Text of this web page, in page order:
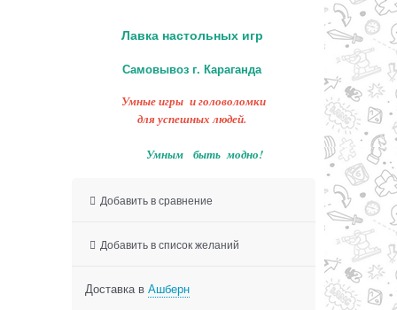
Лавка настольных игр
Самовывоз г. Караганда
Умные игры и головоломки
для успешных людей.
Умным быть модно!
Добавить в сравнение
Добавить в список желаний
Доставка в Ашберн